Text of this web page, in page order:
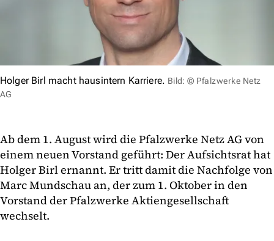
Holger Birl macht hausintern Karriere. Bild: © Pfalzwerke Netz
AG
Ab dem 1. August wird die Pfalzwerke Netz AG von
einem neuen Vorstand geführt: Der Aufsichtsrat hat
Holger Birl ernannt. Er tritt damit die Nachfolge von
Marc Mundschau an, der zum 1. Oktober in den
Vorstand der Pfalzwerke Aktiengesellschaft
wechselt.